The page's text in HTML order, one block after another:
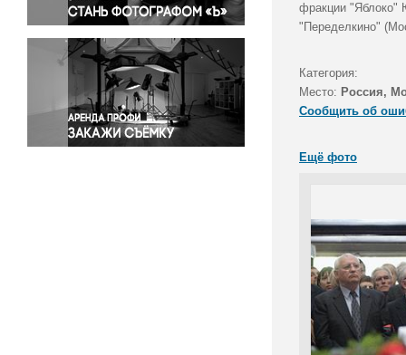
Религия
Светская жизнь
Спорт
Экология
Экономика и бизнес
фракции "Яблоко"
"Переделкино"
Категория:
Место: Россия,
Сообщить об
Ещё фото